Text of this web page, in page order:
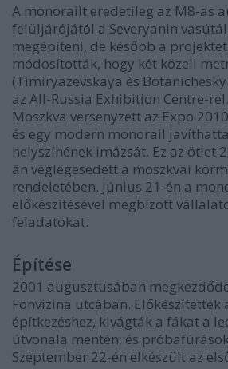
A monorailt eredetileg az M8-as
felüljárójától a Severyanin
megépíteni, de később a
módosították, hogy két közeli
(Timiryazevskaya és
az All-Russia Exhibition Centre-
Moszkva versenyzett az Expo
és egy modern monorail
helyszínének imázsát. Ez az ötlet
án véglegesedett a moszkvai
rendeletében. Június 21-én a
előkészítésével megbízott
feladatokat.
Építése
2001 augusztusában
Fonvizina utcában. Előkészítették
építkezéshez, kivágták a fákat a
útvonala mentén, és
Szeptember 22-én elkészült az